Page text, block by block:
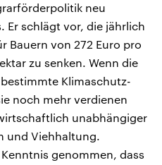
neu
Er schlägt vor, die jährlich
Bauern von 272 Euro pro
zu senken. Wenn die
Klimaschutz-
noch mehr verdienen
unabhängiger
und Viehhaltung.
genommen, dass